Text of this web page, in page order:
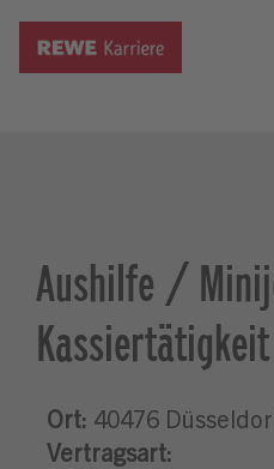
Aushilfe /
Ort: 40476
Vertragsart: